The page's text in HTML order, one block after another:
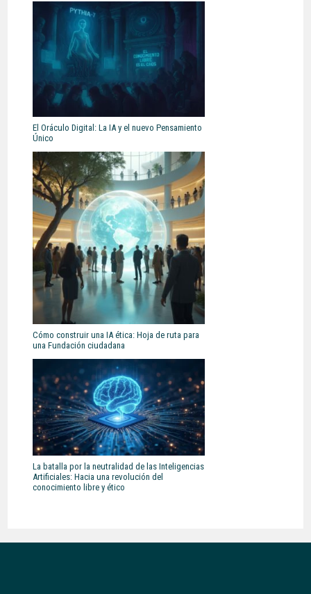
El Oráculo Digital: La IA y el nuevo Pensamiento
Único
Cómo construir una IA ética: Hoja de ruta para
una Fundación ciudadana
La batalla por la neutralidad de las Inteligencias
Artificiales: Hacia una revolución del
conocimiento libre y ético